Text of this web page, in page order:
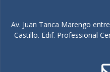
Av. Juan Tanca Marengo
Castillo. Edif. Professional